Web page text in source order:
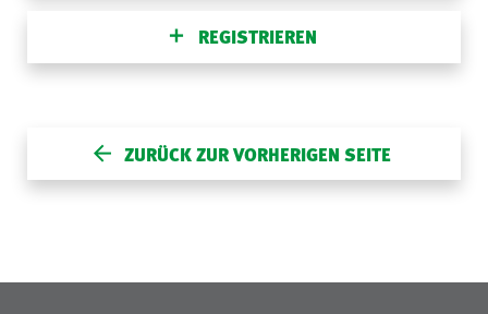
REGISTRIEREN
ZURÜCK ZUR VORHERIGEN SEITE